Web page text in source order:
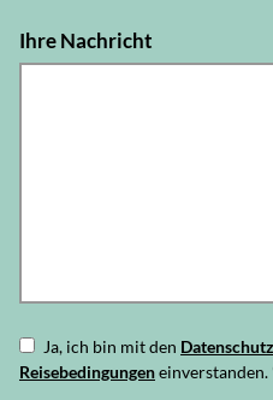
Ihre Nachricht
Ja, ich bin mit den
Reisebedingungeneinverstanden.